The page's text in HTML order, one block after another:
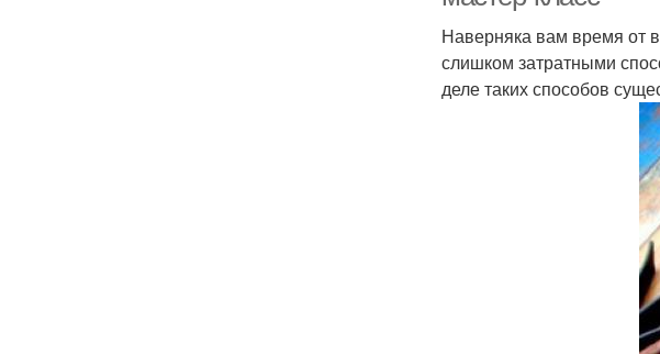
Наверняка вам время от
слишком затратными
деле таких способов